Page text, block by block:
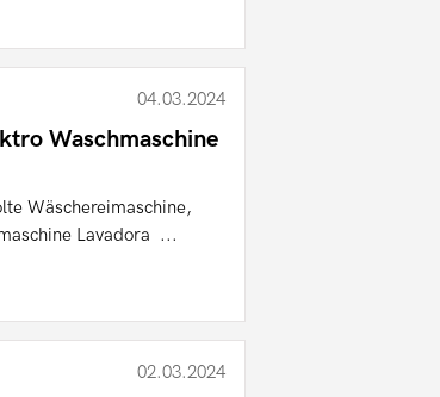
04.03.2024
Waschmaschine
Wäschereimaschine,
Lavadora ...
02.03.2024